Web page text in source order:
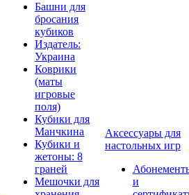
Башни для
бросания
кубиков
Издатель:
Украина
Коврики
(маты
игровые
поля)
Кубики для
Манчкина
Кубики и
жетоны: 8
граней
Мешочки для
Аксессуары для
настольных игр
и